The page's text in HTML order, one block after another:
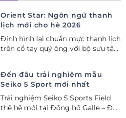
Orient Star: Ngôn ngữ thanh
lịch mới cho hè 2026
Định hình lại chuẩn mực thanh lịch
trên cổ tay quý ông với bộ sưu tập
Đến đâu trải nghiệm mẫu
Seiko 5 Sport mới nhất
Trải nghiệm Seiko 5 Sports Field
thế hệ mới tại Đồng hồ Galle – Đại